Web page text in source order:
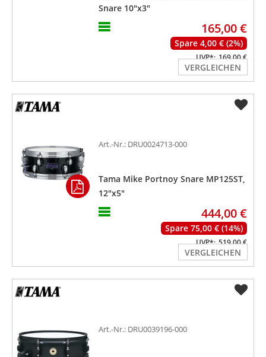
Snare 10"x3"
165,00 €
Spare 4,00 € (2%)
UVP*: 169,00 €
VERGLEICHEN
Art.-Nr.: DRU0024713-000
Tama Mike Portnoy Snare MP125ST,
12"x5"
444,00 €
Spare 75,00 € (14%)
UVP*: 519,00 €
VERGLEICHEN
Art.-Nr.: DRU0039196-000